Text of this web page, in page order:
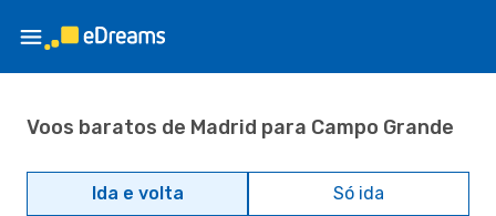
Voos baratos de Madrid para Campo Grande
Ida e volta Só ida